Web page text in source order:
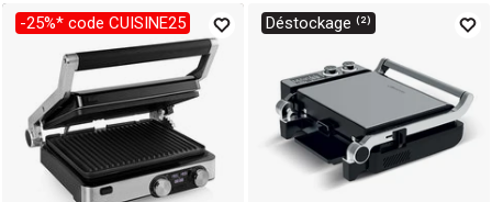
-25%* code CUISINE25 Déstockage ⁽²⁾